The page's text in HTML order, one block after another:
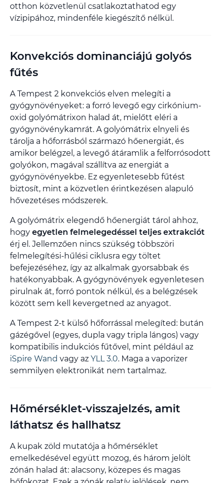
otthon közvetlenül csatlakoztathatod egy
vízipipához, mindenféle kiegészítő nélkül.
Konvekciós dominanciájú golyós
fűtés
A Tempest 2 konvekciós elven melegíti a
gyógynövényeket: a forró levegő egy cirkónium-
oxid golyómátrixon halad át, mielőtt eléri a
gyógynövénykamrát. A golyómátrix elnyeli és
tárolja a hőforrásból származó hőenergiát, és
amikor belégzel, a levegő átáramlik a felforrósodott
golyókon, magával szállítva az energiát a
gyógynövényekbe. Ez egyenletesebb fűtést
biztosít, mint a közvetlen érintkezésen alapuló
hővezetéses módszerek.
A golyómátrix elegendő hőenergiát tárol ahhoz,
hogy egyetlen felmelegedéssel teljes extrakciót
érj el. Jellemzően nincs szükség többszöri
felmelegítési-hűlési ciklusra egy töltet
befejezéséhez, így az alkalmak gyorsabbak és
hatékonyabbak. A gyógynövények egyenletesen
pirulnak át, forró pontok nélkül, és a belégzések
között sem kell kevergetned az anyagot.
A Tempest 2-t külső hőforrással melegíted: bután
gázégővel (egyes, dupla vagy tripla lángos) vagy
kompatibilis indukciós fűtővel, mint például az
iSpire Wand vagy az YLL 3.0. Maga a vaporizer
semmilyen elektronikát nem tartalmaz.
Hőmérséklet-visszajelzés, amit
láthatsz és hallhatsz
A kupak zöld mutatója a hőmérséklet
emelkedésével együtt mozog, és három jelölt
zónán halad át: alacsony, közepes és magas